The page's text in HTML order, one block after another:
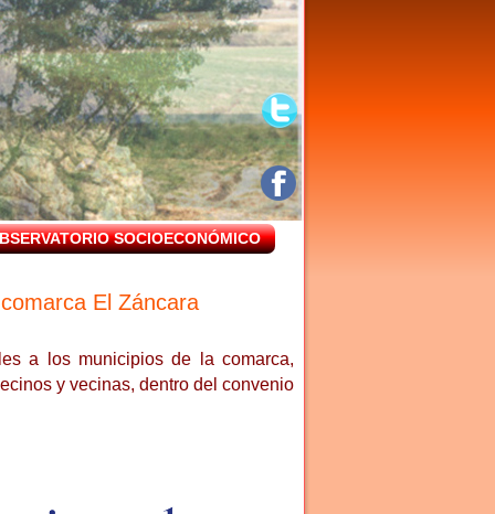
SOCIOECONÓMICO
El Záncara
a los municipios de la comarca,
y vecinas, dentro del convenio